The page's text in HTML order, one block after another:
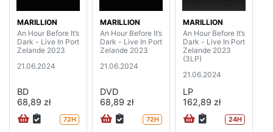
MARILLION
An Hour Before It’s
Dark - Live In Port
Zelande 2023
21.06.2024
BD
68,89 zł
72H
MARILLION
An Hour Before It’s
Dark - Live In Port
Zelande 2023
21.06.2024
DVD
68,89 zł
72H
MARILLION
An Hour Before It’s
Dark - Live In Port
Zelande 2023
(3LP)
21.06.2024
LP
162,89 zł
24H